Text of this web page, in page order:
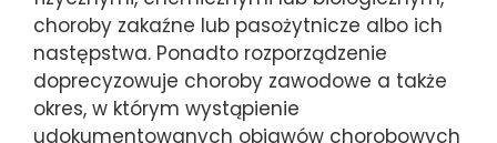
choroby zakaźne lub pasożytnicze albo ich
następstwa. Ponadto rozporządzenie
doprecyzowuje choroby zawodowe a także
okres, w którym wystąpienie
udokumentowanych objawów chorobowych